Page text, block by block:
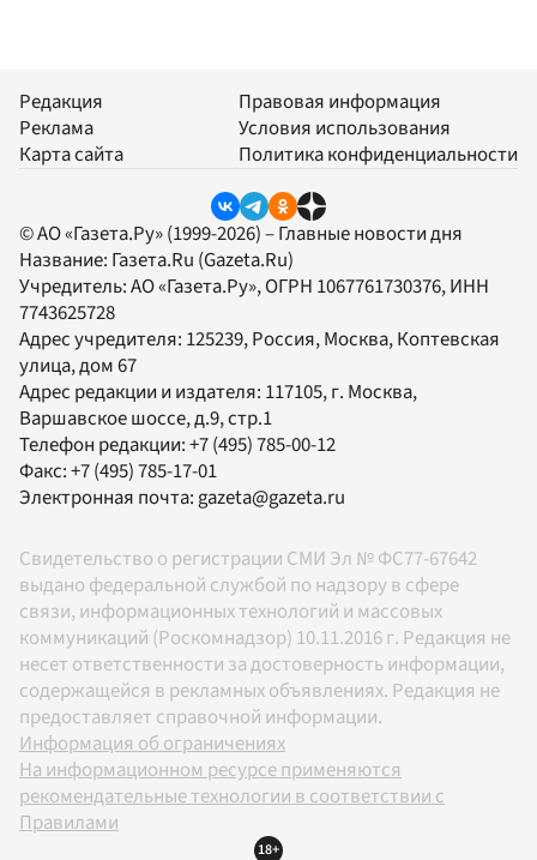
Редакция
Реклама
Карта сайта
Правовая информация
Условия использования
Политика конфиденциальности
© АО «Газета.Ру» (1999-2026) – Главные новости дня
Название: Газета.Ru (Gazeta.Ru)
Учредитель:АО «Газета.Ру», ОГРН 1067761730376, ИНН
7743625728
Адрес учредителя: 125239, Россия, Москва, Коптевская
улица, дом 67
Адрес редакции и издателя: 117105, г. Москва,
Варшавское шоссе, д.9, стр.1
Телефон редакции:+7 (495) 785-00-12
Факс:+7 (495) 785-17-01
Электронная почта:gazeta@gazeta.ru
Свидетельство о регистрации СМИ Эл № ФС77-67642
выдано федеральной службой по надзору в сфере
связи, информационных технологий и массовых
коммуникаций (Роскомнадзор) 10.11.2016 г. Редакция не
несет ответственности за достоверность информации,
содержащейся в рекламных объявлениях. Редакция не
предоставляет справочной информации.
Информация об ограничениях
На информационном ресурсе применяются
рекомендательные технологии в соответствии с
Правилами
18+